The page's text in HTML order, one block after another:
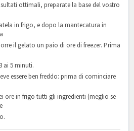
ottimali, preparate la base del vostro
in frigo, e dopo la mantecatura in
il gelato un paio di ore di freezer. Prima
ai 5 minuti.
essere ben freddo: prima di cominciare
ore in frigo tutti gli ingredienti (meglio se